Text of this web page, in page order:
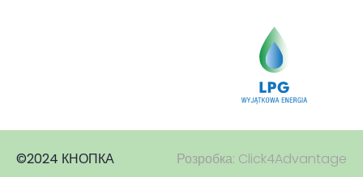
©2024 КНОПКА Розробка: Click4Advantage